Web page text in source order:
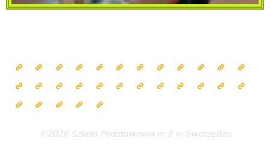
©2026 Szkoła Podstawowa nr 3 w Swarzędzu